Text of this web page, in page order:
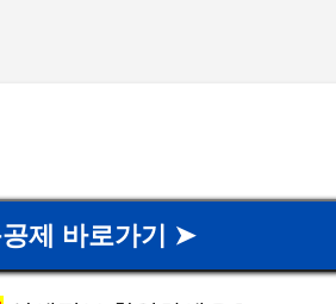
제 바로가기 ➤